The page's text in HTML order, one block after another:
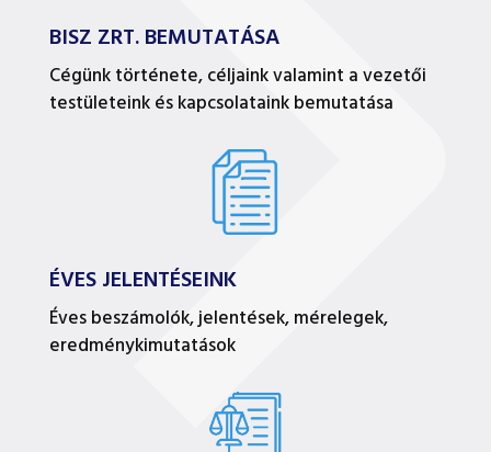
BISZ ZRT. BEMUTATÁSA
Cégünk története, céljaink valamint a vezetői
testületeink és kapcsolataink bemutatása
ÉVES JELENTÉSEINK
Éves beszámolók, jelentések, mérelegek,
eredménykimutatások